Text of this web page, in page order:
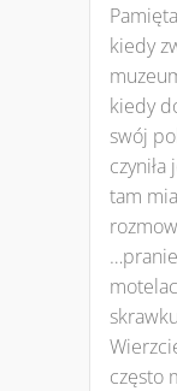
kiedy
kiedy
swój
tam
często